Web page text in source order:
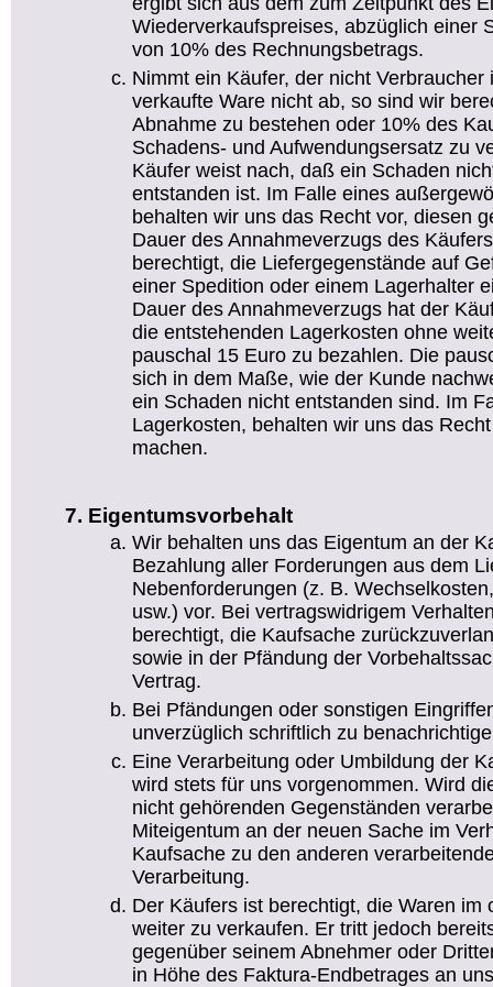
Wiederverkaufspreises, abzüglich einer
von 10% des Rechnungsbetrags.
Nimmt ein Käufer, der nicht
verkaufte Ware nicht ab, so sind wir
Abnahme zu bestehen oder 10% des
Schadens- und Aufwendungsersatz zu
Käufer weist nach, daß ein Schaden
entstanden ist. Im Falle eines
behalten wir uns das Recht vor, diesen
Dauer des Annahmeverzugs des
berechtigt, die Liefergegenstände auf
einer Spedition oder einem Lagerhalter
Dauer des Annahmeverzugs hat der
die entstehenden Lagerkosten ohne
pauschal 15 Euro zu bezahlen. Die
sich in dem Maße, wie der Kunde
ein Schaden nicht entstanden sind. Im
Lagerkosten, behalten wir uns das
machen.
Eigentumsvorbehalt
Wir behalten uns das Eigentum an der
Bezahlung aller Forderungen aus dem
Nebenforderungen (z. B.
usw.) vor. Bei vertragswidrigem
berechtigt, die Kaufsache
sowie in der Pfändung der
Vertrag.
Bei Pfändungen oder sonstigen
unverzüglich schriftlich zu
Eine Verarbeitung oder Umbildung der
wird stets für uns vorgenommen. Wird
nicht gehörenden Gegenständen
Miteigentum an der neuen Sache im
Kaufsache zu den anderen
Verarbeitung.
Der Käufers ist berechtigt, die Waren im
weiter zu verkaufen. Er tritt jedoch
gegenüber seinem Abnehmer oder
in Höhe des Faktura-Endbetrages an